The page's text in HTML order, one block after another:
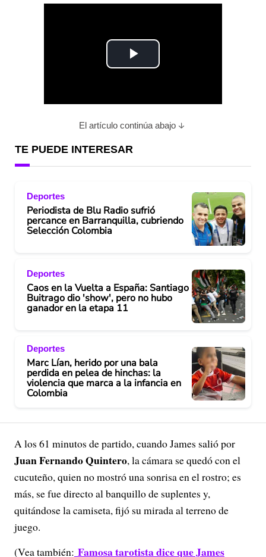
P
a
d
o
El artículo continúa abajo
TE PUEDE INTERESAR
Deportes
Periodista de Blu Radio sufrió
percance en Barranquilla, cubriendo
Selección Colombia
Deportes
Caos en la Vuelta a España: Santiago
Buitrago dio 'show', pero no hubo
ganador en la etapa 11
Deportes
Marc Lían, herido por una bala
perdida en pelea de hinchas: la
violencia que marca a la infancia en
Colombia
A los 61 minutos de partido, cuando James salió por
Juan Fernando Quintero, la cámara se quedó con el
cucuteño, quien no mostró una sonrisa en el rostro; es
más, se fue directo al banquillo de suplentes y,
quitándose la camiseta, fijó su mirada al terreno de
juego.
(Vea también: Famosa tarotista dice que James